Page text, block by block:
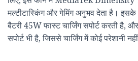
मल्टीटास्किंग और गेमिंग अनुभव देता है।
बैटरी 45W फास्ट चार्जिंग सपोर्ट करती है,
सपोर्ट भी है, जिससे चार्जिंग में कोई परेशानी